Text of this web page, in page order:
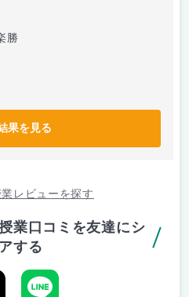
勝
果を見る
レビューを探す
業口コミを友達にシ
する